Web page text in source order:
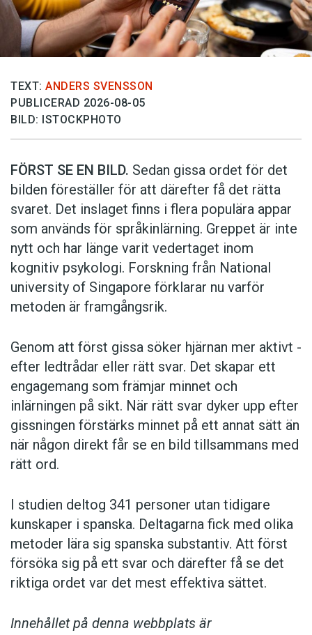
TEXT: ANDERS SVENSSON
PUBLICERAD 2026-08-05
BILD: ISTOCKPHOTO
FÖRST SE EN BILD. Sedan gissa ordet för det
bilden föreställer för att därefter få det rätta
svaret. Det inslaget finns i flera populära appar
som används för språkinlärning. Greppet är inte
nytt och har länge varit vedertaget inom
kognitiv psykologi. Forskning från National
university of Singa­pore förklarar nu varför
metoden är framgångsrik.
Genom att först gissa ­söker hjärnan mer aktivt ­
efter ledtrådar eller rätt svar. Det skapar ett
engagemang som främjar minnet och
inlärningen på sikt. När rätt svar dyker upp efter
gissningen förstärks minnet på ett annat sätt än
när någon direkt får se en bild tillsammans med
rätt ord.
I studien deltog 341 personer utan tidigare
kunskaper i spanska. Deltagarna fick med olika
metoder lära sig spanska substantiv. Att först
försöka sig på ett svar och därefter få se det
riktiga ordet var det mest effektiva sättet.
Innehållet på denna webbplats är